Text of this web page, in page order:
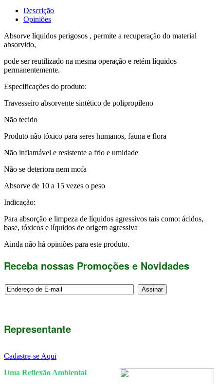
Descrição
Opiniões
Absorve líquidos perigosos , permite a recuperação do material
absorvido,
pode ser reutilizado na mesma operação e retém líquidos
permanentemente.
Especificações do produto:
Travesseiro absorvente sintético de polipropileno
Não tecido
Produto não tóxico para seres humanos, fauna e flora
Não inflamável e resistente a frio e umidade
Não se deteriora nem mofa
Absorve de 10 a 15 vezes o peso
Indicação:
Para absorção e limpeza de líquidos agressivos tais como: ácidos,
base, tóxicos e líquidos de origem agressiva
Ainda não há opiniões para este produto.
Receba nossas Promoções e Novidades
Representante
Cadastre-se Aqui
Uma Reflexão Ambiental